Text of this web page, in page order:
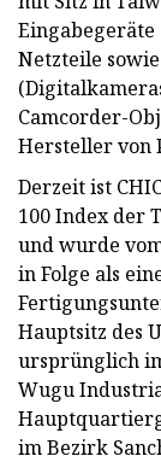
Eingabegeräte
Netzteile
Camcorder-
Hersteller von
Derzeit ist
100 Index der
und wurde
in Folge als
Hauptsitz des
ursprünglich
Wugu
im Bezirk